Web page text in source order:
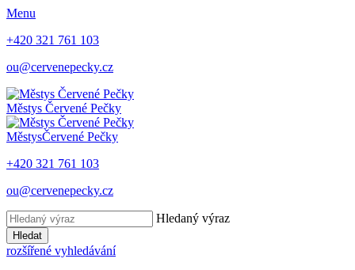
Menu
+420 321 761 103
ou@cervenepecky.cz
Městys Červené Pečky
MěstysČervené Pečky
+420 321 761 103
ou@cervenepecky.cz
Hledaný výraz
Hledat
rozšířené vyhledávání